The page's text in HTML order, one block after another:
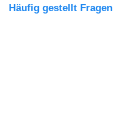
Häufig gestellt Fragen